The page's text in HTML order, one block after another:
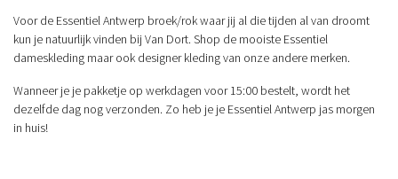
Voor de Essentiel Antwerp broek/rok waar jij al die tijden al van droomt
kun je natuurlijk vinden bij Van Dort. Shop de mooiste Essentiel
dameskleding maar ook designer kleding van onze andere merken.
Wanneer je je pakketje op werkdagen voor 15:00 bestelt, wordt het
dezelfde dag nog verzonden. Zo heb je je Essentiel Antwerp jas morgen
in huis!